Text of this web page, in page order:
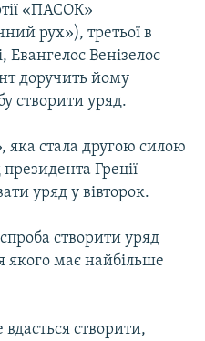
«ПАСОК»
рух»), третьої в
Венізелос
доручить йому
створити уряд.
яка стала другою силою
Греції
уряд у вівторок.
створити уряд
якого має найбільше
вдасться створити,